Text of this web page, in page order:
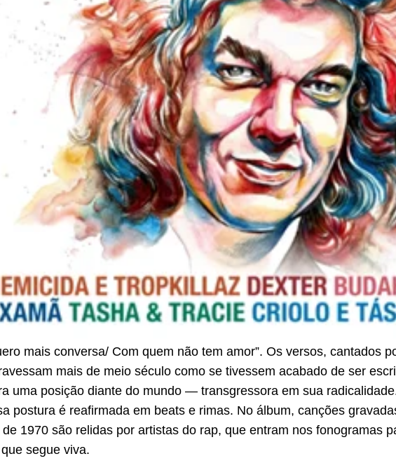
mais conversa/ Com quem não tem amor”. Os versos, cantados
mais de meio século como se tivessem acabado de ser
uma posição diante do mundo — transgressora em sua
postura é reafirmada em beats e rimas. No álbum, canções
1970 são relidas por artistas do rap, que entram nos fonogramas
segue viva.